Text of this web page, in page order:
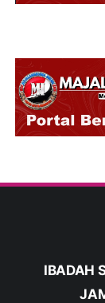
IBADAH